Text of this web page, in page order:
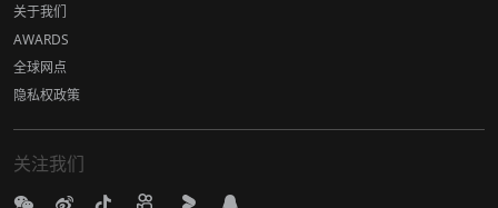
关于我们
AWARDS
全球网点
隐私权政策
关注我们